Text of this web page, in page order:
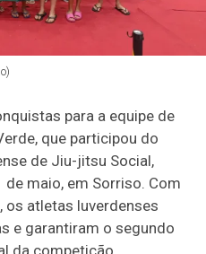
para a equipe de
que participou do
de Jiu-jitsu Social,
maio, em Sorriso. Com
os atletas luverdenses
e garantiram o segundo